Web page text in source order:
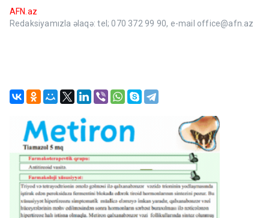
AFN.az
Redaksiyamızla əlaqə: tel; 070 372 99 90, e-mail office@afn.az